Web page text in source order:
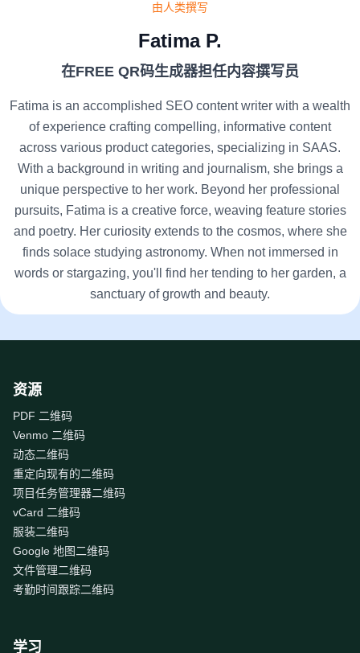
由人类撰写
Fatima P.
在FREE QR码生成器担任内容撰写员
Fatima is an accomplished SEO content writer with a wealth
of experience crafting compelling, informative content
across various product categories, specializing in SAAS.
With a background in writing and journalism, she brings a
unique perspective to her work. Beyond her professional
pursuits, Fatima is a creative force, weaving feature stories
and poetry. Her curiosity extends to the cosmos, where she
finds solace studying astronomy. When not immersed in
words or stargazing, you'll find her tending to her garden, a
sanctuary of growth and beauty.
资源
PDF 二维码
Venmo 二维码
动态二维码
重定向现有的二维码
项目任务管理器二维码
vCard 二维码
服装二维码
Google 地图二维码
文件管理二维码
考勤时间跟踪二维码
学习